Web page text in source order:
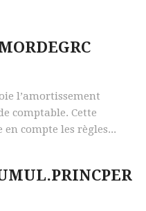
l’amortissement
comptable. Cette
compte les règles...